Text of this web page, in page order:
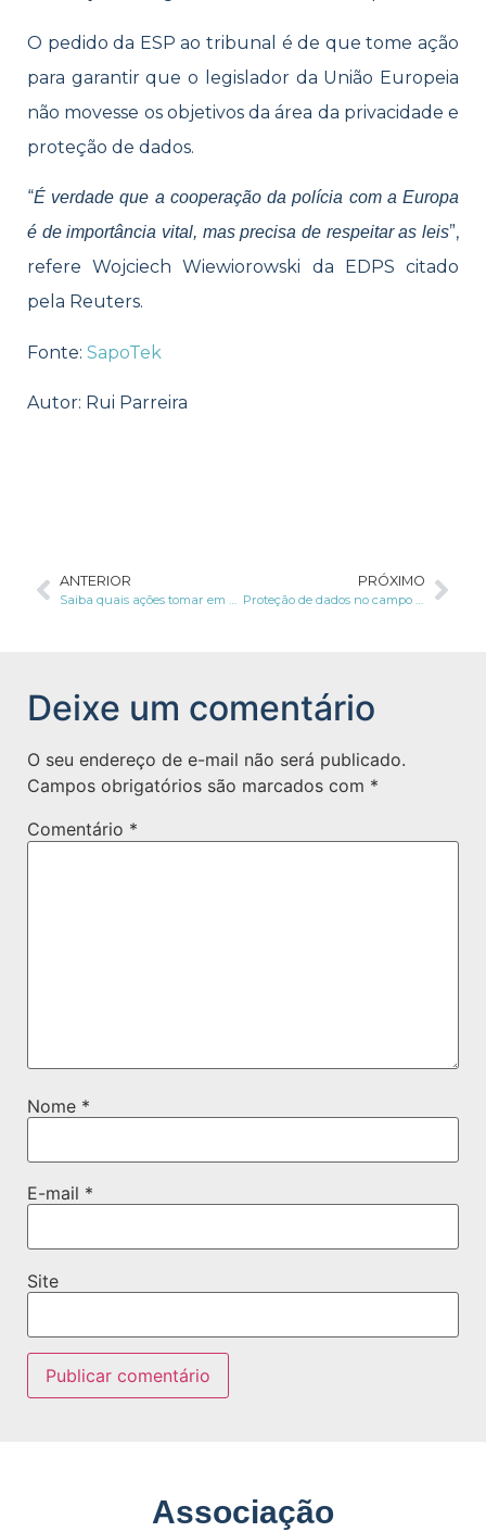
O pedido da ESP ao tribunal é de que tome ação
para garantir que o legislador da União Europeia
não movesse os objetivos da área da privacidade e
proteção de dados.
“É verdade que a cooperação da polícia com a Europa
é de importância vital, mas precisa de respeitar as leis”,
refere Wojciech Wiewiorowski da EDPS citado
pela Reuters.
Fonte: SapoTek
Autor: Rui Parreira
ANTERIOR
Saiba quais ações tomar em casos de vazamentos de dados pessoais
PRÓXIMO
Proteção de dados no campo tributário: entenda as mudanças
Deixe um comentário
O seu endereço de e-mail não será publicado.
Campos obrigatórios são marcados com *
Comentário *
Nome *
E-mail *
Site
Associação